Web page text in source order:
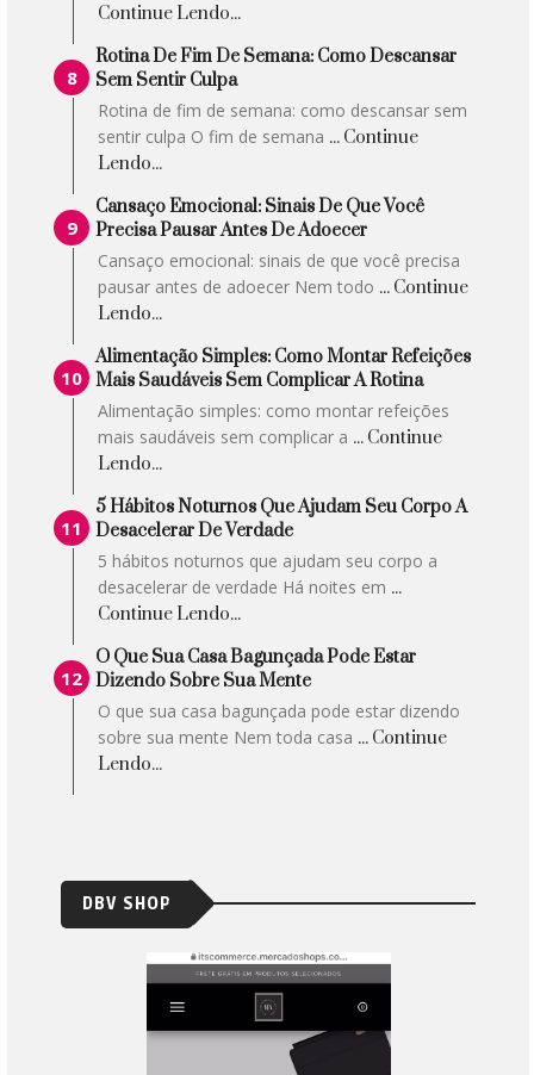
Continue Lendo...
Rotina De Fim De Semana: Como Descansar
Sem Sentir Culpa
Rotina de fim de semana: como descansar sem
sentir culpa O fim de semana ... Continue
Lendo...
Cansaço Emocional: Sinais De Que Você
Precisa Pausar Antes De Adoecer
Cansaço emocional: sinais de que você precisa
pausar antes de adoecer Nem todo ... Continue
Lendo...
Alimentação Simples: Como Montar Refeições
Mais Saudáveis Sem Complicar A Rotina
Alimentação simples: como montar refeições
mais saudáveis sem complicar a ... Continue
Lendo...
5 Hábitos Noturnos Que Ajudam Seu Corpo A
Desacelerar De Verdade
5 hábitos noturnos que ajudam seu corpo a
desacelerar de verdade Há noites em ...
Continue Lendo...
O Que Sua Casa Bagunçada Pode Estar
Dizendo Sobre Sua Mente
O que sua casa bagunçada pode estar dizendo
sobre sua mente Nem toda casa ... Continue
Lendo...
DBV SHOP